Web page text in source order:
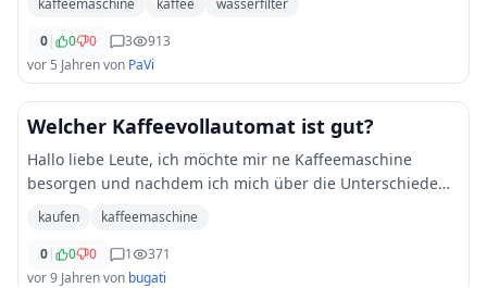
kaffeemaschine kaffee
wasserfilter
0| 0 0 3
913
vor 5 Jahrenvon PaVi
Welcher Kaffeevollautomat ist gut?
Hallo liebe Leute, ich möchte mir ne Kaffeemaschine
besorgen und nachdem ich mich über die Unterschiede
der verschiedenen Geräte informieren konnte, habe ich
kaufen
kaffeemaschine
0| 0 0 1
371
vor 9 Jahrenvon bugati